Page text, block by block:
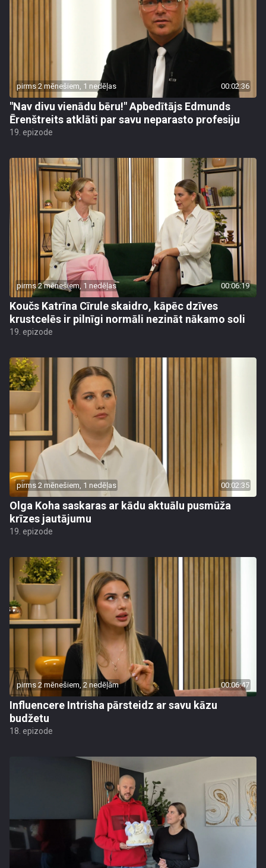
pirms 2 mēnešiem, 1 nedēļas 00:02:36
"Nav divu vienādu bēru!" Apbedītājs Edmunds
Ērenštreits atklāti par savu neparasto profesiju
19. epizode
pirms 2 mēnešiem, 1 nedēļas 00:06:19
Koučs Katrīna Cīrule skaidro, kāpēc dzīves
krustcelēs ir pilnīgi normāli nezināt nākamo soli
19. epizode
pirms 2 mēnešiem, 1 nedēļas 00:02:35
Olga Koha saskaras ar kādu aktuālu pusmūža
krīzes jautājumu
19. epizode
pirms 2 mēnešiem, 2 nedēļām 00:06:47
Influencere Intrisha pārsteidz ar savu kāzu
budžetu
18. epizode